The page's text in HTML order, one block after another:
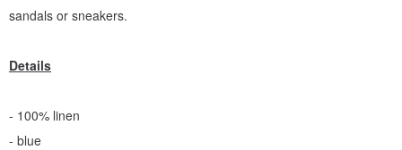
sandals or sneakers.
Details
- 100% linen
- blue